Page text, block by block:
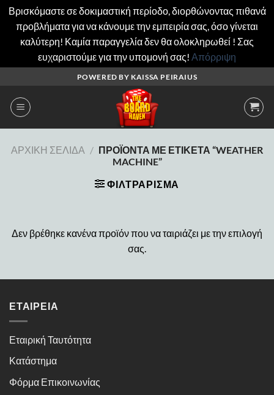
Βρισκόμαστε σε δοκιμαστική περίοδο, διορθώνοντας πιθανά
προβλήματα για να κάνουμε την εμπειρία σας, όσο γίνεται
καλύτερη! Καμία παραγγελία δεν θα ολοκληρωθεί ! Σας
ευχαριστούμε για την υπομονή σας! Απόρριψη
περιεχόμενο
POWERED BY KAISSA PEIRAIUS
ΑΡΧΙΚΉ ΣΕΛΊΔΑ / ΠΡΟΪΌΝΤΑ ΜΕ ΕΤΙΚΈΤΑ “WEATHER
MACHINE”
ΦΙΛΤΡΆΡΙΣΜΑ
Δεν βρέθηκε κανένα προϊόν που να ταιριάζει με την επιλογή
σας.
ΕΤΑΙΡΕΊΑ
Εταιρική Ταυτότητα
Κατάστημα
Φόρμα Επικοινωνίας